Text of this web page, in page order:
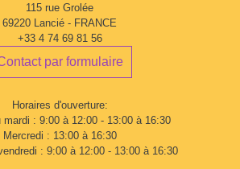
115 rue Grolée
69220 Lancié - FRANCE
+33 4 74 69 81 56
par formulaire
Horaires d'ouverture:
mardi : 9:00 à 12:00 - 13:00 à 16:30
Mercredi : 13:00 à 16:30
: 9:00 à 12:00 - 13:00 à 16:30